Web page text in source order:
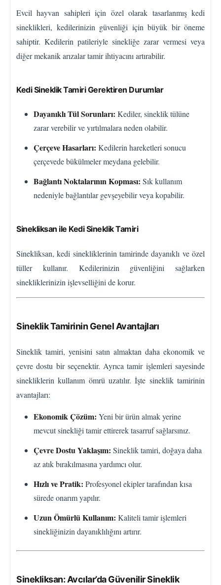
Evcil hayvan sahipleri için özel olarak tasarlanmış kedi
sineklikleri, kedilerinizin güvenliği için büyük bir öneme
sahiptir. Kedilerin patileriyle sinekliğe zarar vermesi veya
diğer mekanik arızalar tamir ihtiyacını artırabilir.
Kedi Sineklik Tamiri Gerektiren Durumlar
Dayanıklı Tül Sorunları: Kediler, sineklik tülüne
zarar verebilir ve yırtılmalara neden olabilir.
Çerçeve Hasarları: Kedilerin hareketleri sonucu
çerçevede bükülmeler meydana gelebilir.
Bağlantı Noktalarının Kopması: Sık kullanım
nedeniyle bağlantılar gevşeyebilir veya kopabilir.
Sinekliksan ile Kedi Sineklik Tamiri
Sinekliksan, kedi sinekliklerinin tamirinde dayanıklı ve özel
tüller kullanır. Kedilerinizin güvenliğini sağlarken
sinekliklerinizin işlevselliğini de korur.
Sineklik Tamirinin Genel Avantajları
Sineklik tamiri, yenisini satın almaktan daha ekonomik ve
çevre dostu bir seçenektir. Ayrıca tamir işlemleri sayesinde
sinekliklerin kullanım ömrü uzatılır. İşte sineklik tamirinin
avantajları:
Ekonomik Çözüm: Yeni bir ürün almak yerine
mevcut sinekliği tamir ettirerek tasarruf sağlarsınız.
Çevre Dostu Yaklaşım: Sineklik tamiri, doğaya daha
az atık bırakılmasına yardımcı olur.
Hızlı ve Pratik: Profesyonel ekipler tarafından kısa
sürede onarım yapılır.
Uzun Ömürlü Kullanım: Kaliteli tamir işlemleri
sinekliğinizin dayanıklılığını artırır.
Sinekliksan: Avcılar’da Güvenilir Sineklik